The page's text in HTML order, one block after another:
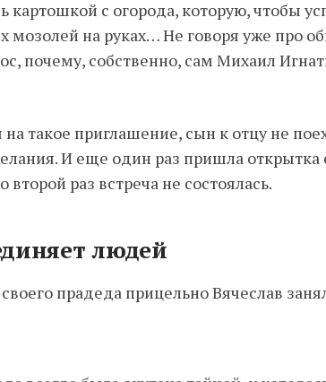
с огорода, которую, чтобы
мозолей на руках… Не говоря уже про
почему, собственно, сам Михаил
такое приглашение, сын к отцу не
И еще один раз пришла
второй раз встреча не состоялась.
людей
прадеда прицельно Вячеслав